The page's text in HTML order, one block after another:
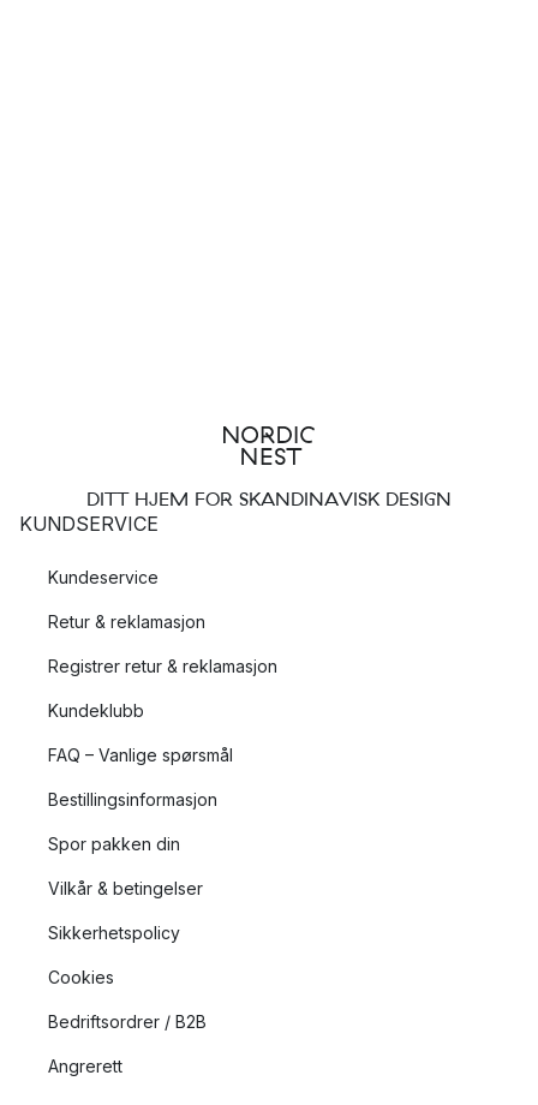
DITT HJEM FOR SKANDINAVISK DESIGN
KUNDSERVICE
Kundeservice
Retur & reklamasjon
Registrer retur & reklamasjon
Kundeklubb
FAQ – Vanlige spørsmål
Bestillingsinformasjon
Spor pakken din
Vilkår & betingelser
Sikkerhetspolicy
Cookies
Bedriftsordrer / B2B
Angrerett